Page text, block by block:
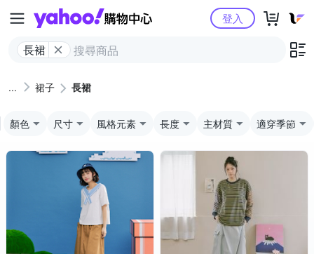
Yahoo購物中心
長裙
登入
裙子 長裙
顏色 尺寸 風格元素 長度 主材質 適穿季節